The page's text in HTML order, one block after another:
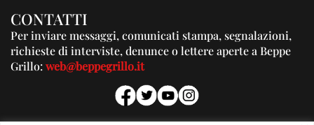
CONTATTI
Per inviare messaggi, comunicati stampa, segnalazioni,
richieste di interviste, denunce o lettere aperte a Beppe
Grillo:web@beppegrillo.it